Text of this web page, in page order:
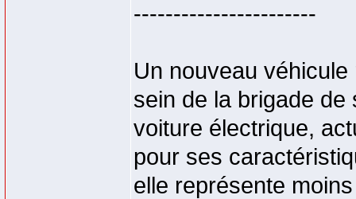
-----------------------
Un nouveau
sein de la brigade
voiture électrique,
pour ses
elle représente